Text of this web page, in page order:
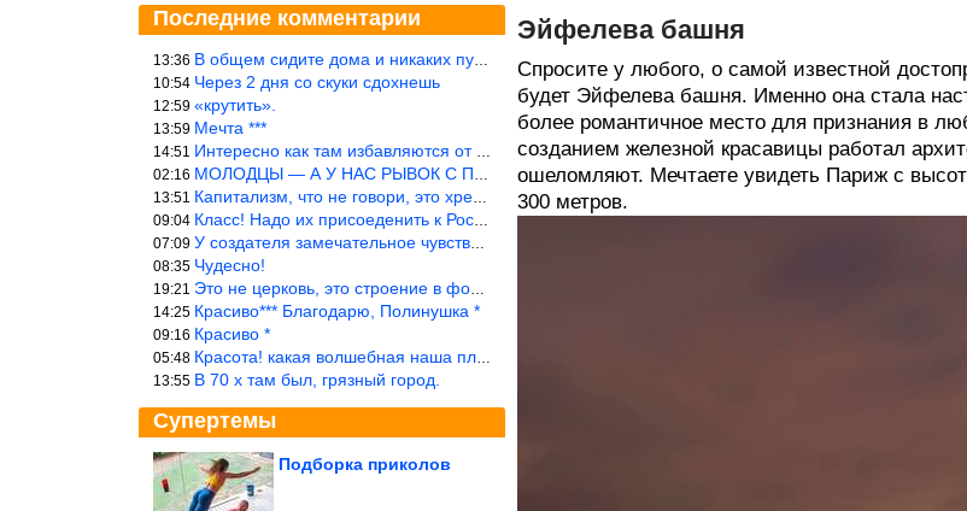
Последние комментарии
13:36 В общем сидите дома и никаких путешествий А самая грязная в от
10:54 Через 2 дня со скуки сдохнешь
12:59 «крутить».
13:59 Мечта ***
14:51 Интересно как там избавляются от физиологических и прочих отходо
02:16 МОЛОДЦЫ — А У НАС РЫВОК С ПРОРЫВОМ В ТРУБУ
13:51 Капитализм, что не говори, это хреново (((
09:04 Класс! Надо их присоеденить к России!
07:09 У создателя замечательное чувство юмора! ))
08:35 Чудесно!
19:21 Это не церковь, это строение в форме церкви.
14:25 Красиво*** Благодарю, Полинушка *
09:16 Красиво *
05:48 Красота! какая волшебная наша планета!… еще-бы, мы понимали это…
13:55 В 70 х там был, грязный город.
Супертемы
Подборка приколов
Эйфелева башня
Спросите у любого, о самой известной
будет Эйфелева башня. Именно она стала
более романтичное место для признания в
созданием железной красавицы работал
ошеломляют. Мечтаете увидеть Париж с
300 метров.